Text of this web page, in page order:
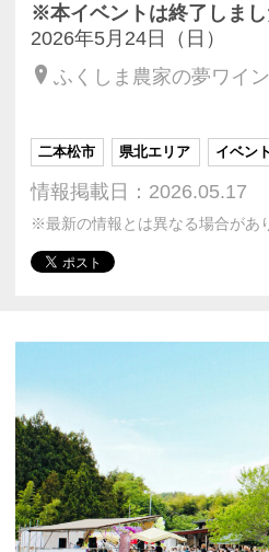
※本イベントは終了しまし
2026年5月24日（日）
ふくしま農家の夢ワイン
二本松市 県北エリア イベント
情報掲載日：2026.05.17
※最新の情報とは異なる場合があ